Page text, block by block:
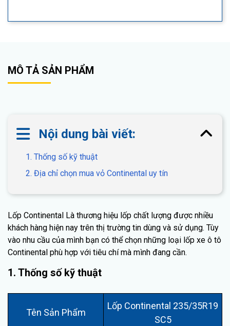
MÔ TẢ SẢN PHẨM
Nội dung bài viết:
1. Thống số kỹ thuật
2. Địa chỉ chọn mua vỏ Continental uy tín
Lốp Continental Là thương hiệu lốp chất lượng được nhiều
khách hàng hiện nay trên thị trường tin dùng và sử dụng. Tùy
vào nhu cầu của mình bạn có thể chọn những loại lốp xe ô tô
Continental phù hợp với tiêu chí mà mình đang cần.
1. Thống số kỹ thuật
Tên Sản Phẩm
Lốp Continental 235/35R19
SC5